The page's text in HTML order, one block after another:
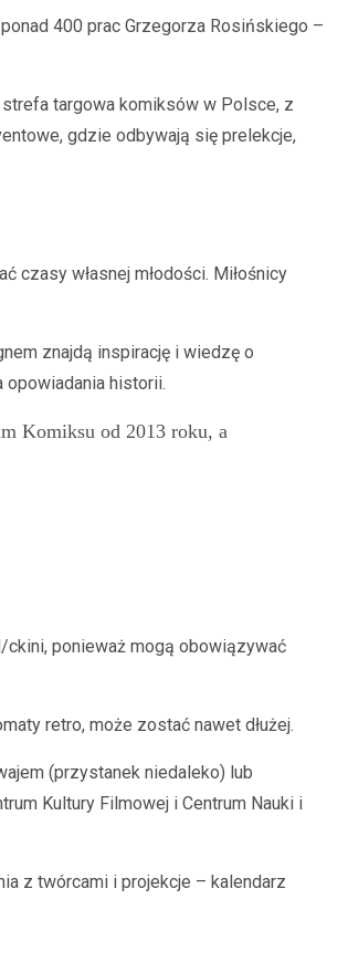
400 prac Grzegorza Rosińskiego –
targowa komiksów w Polsce, z
gdzie odbywają się prelekcje,
czasy własnej młodości. Miłośnicy
znajdą inspirację i wiedzę o
opowiadania historii.
Komiksu od 2013 roku, a
ponieważ mogą obowiązywać
retro, może zostać nawet dłużej.
(przystanek niedaleko) lub
Kultury Filmowej i Centrum Nauki i
z twórcami i projekcje – kalendarz